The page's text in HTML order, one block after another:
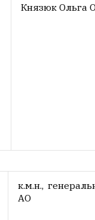
Князюк Ольга
к.м.н.,
АО